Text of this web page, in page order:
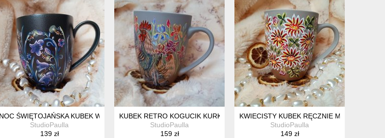
300 ML.
NOC ŚWIĘTOJAŃSKA KUBEK WEWNĘTRZNEGO ŚWIATŁA ŚWIETLIKI RĘKODZIEŁO
StudioPaulla
139 zł
KUBEK RETRO KOGUCIK KURKA I IRYSY RĘCZNIE MALOWANY 300 ML.
StudioPaulla
159 zł
KWIECISTY KUBEK RĘCZNIE MALOWANY
StudioPaulla
149 zł